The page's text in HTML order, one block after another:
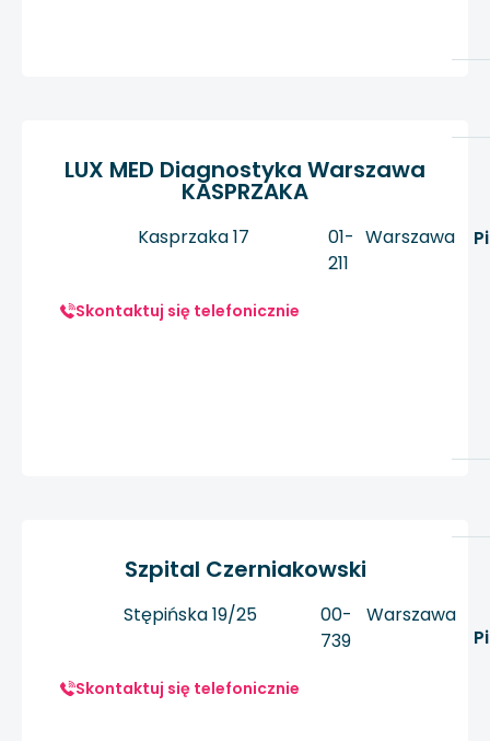
LUX MED Diagnostyka Warszawa
KASPRZAKA
Kasprzaka 17
01-
211
Warszawa
Skontaktuj się telefonicznie
Szpital Czerniakowski
Stępińska 19/25
00-
739
Warszawa
Skontaktuj się telefonicznie